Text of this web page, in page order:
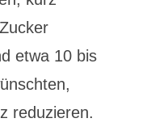
etwa 10 bis
reduzieren.